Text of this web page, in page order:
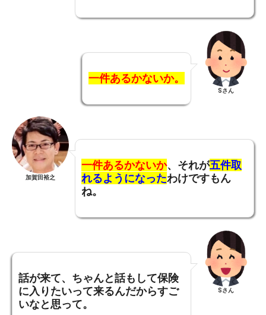
一件あるかないか。
Sさん
加賀田裕之
一件あるかないか、それが五件取
れるようになったわけですもん
ね。
話が来て、ちゃんと話もして保険
に入りたいって来るんだからすご
いなと思って。
Sさん